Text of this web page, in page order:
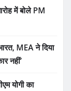
में बोले PM
MEA ने दिया
नहीं’
योगी का